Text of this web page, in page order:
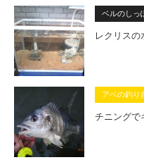
ベルのしっ
レクリスの
アベの釣り
チニングで